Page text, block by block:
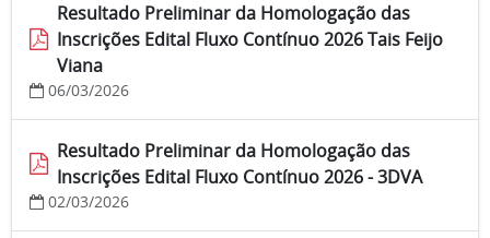
Resultado Preliminar da Homologação das
Inscrições Edital Fluxo Contínuo 2026 Tais Feijo
Viana
06/03/2026
Resultado Preliminar da Homologação das
Inscrições Edital Fluxo Contínuo 2026 - 3DVA
02/03/2026